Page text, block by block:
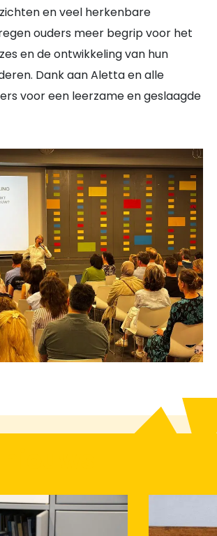
en veel herkenbare
ouders meer begrip voor het
en de ontwikkeling van hun
Dank aan Aletta en alle
voor een leerzame en geslaagde